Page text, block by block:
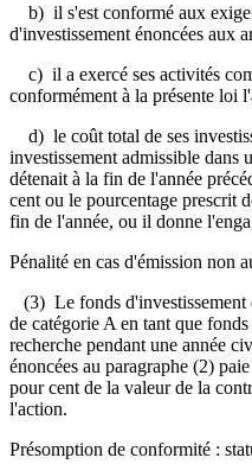
b) il s'est conformé aux
d'investissement énoncées aux
c) il a exercé ses activités
conformément à la présente loi
d) le coût total de ses
investissement admissible dans
détenait à la fin de l'année
cent ou le pourcentage prescrit
fin de l'année, ou il donne
Pénalité en cas d'émission non
(3) Le fonds d'investissement
de catégorie A en tant que
recherche pendant une année
énoncées au paragraphe (2)
pour cent de la valeur de la
l'action.
Présomption de conformité :